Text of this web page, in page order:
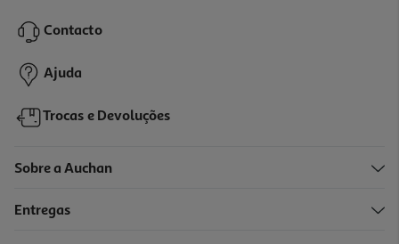
2,99 €
Contacto
Ajuda
Trocas e Devoluções
Sobre a Auchan
Entregas